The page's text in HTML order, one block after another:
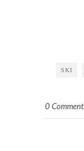
SKI
0